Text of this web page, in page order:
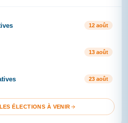
12 août
13 août
23 août
ÉLECTIONS À VENIR